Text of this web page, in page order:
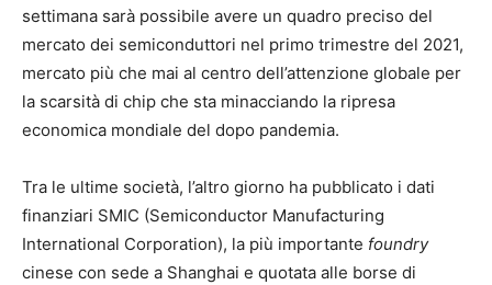
settimana sarà possibile avere un quadro preciso del
mercato dei semiconduttori nel primo trimestre del 2021,
mercato più che mai al centro dell’attenzione globale per
la scarsità di chip che sta minacciando la ripresa
economica mondiale del dopo pandemia.
Tra le ultime società, l’altro giorno ha pubblicato i dati
finanziari SMIC (Semiconductor Manufacturing
International Corporation), la più importante foundry
cinese con sede a Shanghai e quotata alle borse di